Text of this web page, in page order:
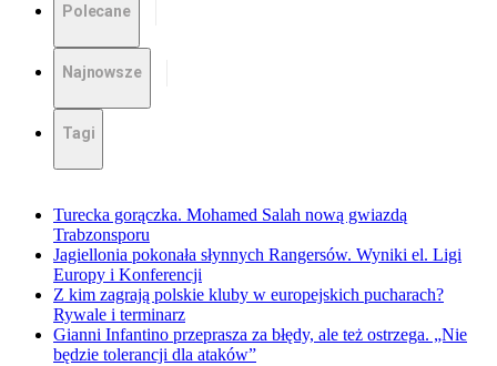
Polecane
Najnowsze
Tagi
Turecka gorączka. Mohamed Salah nową gwiazdą
Trabzonsporu
Jagiellonia pokonała słynnych Rangersów. Wyniki el. Ligi
Europy i Konferencji
Z kim zagrają polskie kluby w europejskich pucharach?
Rywale i terminarz
Gianni Infantino przeprasza za błędy, ale też ostrzega. „Nie
będzie tolerancji dla ataków”